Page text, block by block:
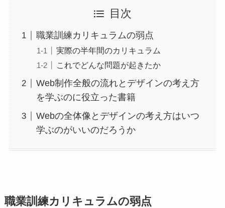
目次
職業訓練カリキュラムの弱点
実際の半年間のカリキュラム
これでどんな問題が起きたか
Web制作全般の流れとデザインの考え方
を学ぶのに役立った書籍
Webの全体像とデザインの考え方はいつ
学ぶのがいいのだろうか
職業訓練カリキュラムの弱点